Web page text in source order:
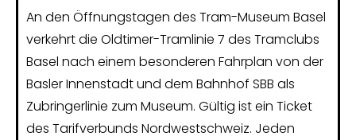
An den Öffnungstagen des Tram-Museum Basel
verkehrt die Oldtimer-Tramlinie 7 des Tramclubs
Basel nach einem besonderen Fahrplan von der
Basler Innenstadt und dem Bahnhof SBB als
Zubringerlinie zum Museum. Gültig ist ein Ticket
des Tarifverbunds Nordwestschweiz. Jeden